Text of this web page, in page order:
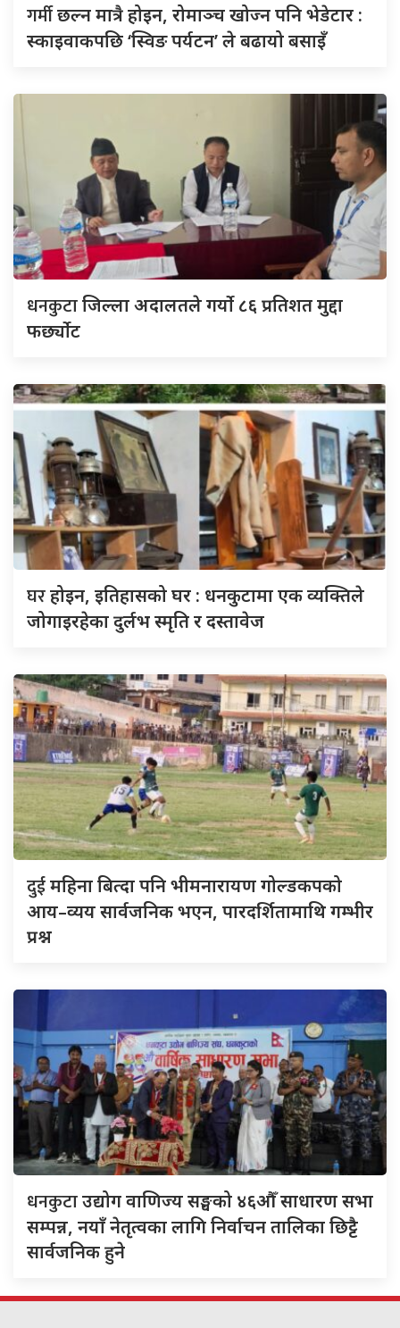
गर्मीछल्न मात्रै होइन, रोमाञ्च खोज्न पनि भेडेटार :
स्काइवाकपछि ‘स्विङ पर्यटन’ ले बढायो बसाइँ
धनकुटाजिल्ला अदालतले गर्यो ८६ प्रतिशत मुद्दा
फर्छ्योट
घरहोइन, इतिहासको घर : धनकुटामा एक व्यक्तिले
जोगाइरहेका दुर्लभ स्मृति र दस्तावेज
दुईमहिना बित्दा पनि भीमनारायण गोल्डकपको
आय–व्यय सार्वजनिक भएन, पारदर्शितामाथि गम्भीर
प्रश्न
धनकुटाउद्योग वाणिज्य सङ्घको ४६औँ साधारण सभा
सम्पन्न, नयाँ नेतृत्वका लागि निर्वाचन तालिका छिट्टै
सार्वजनिक हुने